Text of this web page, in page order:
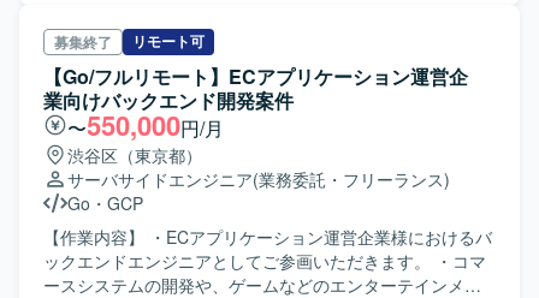
ルを高めることができます。 ・AIツールや最新のテストツ
ールを活用した開発プロセスの経験を積むことができま
す。 【開発環境】 ・フロントエンド：Expo（React
Native）, TypeScript ・バックエンド：Hono, TypeScript,
Python ・インフラ：Google Cloud Platform, Firebase ・
CI/CD：GitHub Actions ・ツール：Claude Code, Codex,
Cursor, Harness ・テスト：Detox (E2Eテスト) ・管理：
GitHub, Jira, Slack, Googleスプレッドシート ・PC：Mac
マンス最適化とセキュリティ強化に携わっていただきま
す。 【ポジションの魅力】 技術選定や機能面に大きな影響
を及ぼすバックエンドリーダーとして、少数精鋭で迅速な
意思決定の環境で成長できます。上場を目指し、国内だけ
でなく海外でも事業が拡大しており、自ら開発に関わった
サービスが海外でも使われるという他にない業務経験が得
られます。メンバー全員話しやすい雰囲気で、困ったこと
があればすぐに相談できる環境です。また、少数精鋭のチ
ームなので、開発方法やサービスの使い勝手など、意見が
発信しやすい環境です。
募集終了 リモート可
【Go/フルリモート】ECアプリケーション運営企
業向けバックエンド開発案件
〜550,000円/月
渋谷区（東京都）
サーバサイドエンジニア(業務委託・フリーランス)
Go ・ GCP
【作業内容】 ・ECアプリケーション運営企業様におけるバ
ックエンドエンジニアとしてご参画いただきます。 ・コマ
ースシステムの開発や、ゲームなどのエンターテインメン